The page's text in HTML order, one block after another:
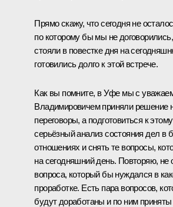
Прямо скажу, что сегодня не
по которому бы мы не
стояли в повестке дня на
готовились долго к этой встрече.
Как вы помните, в Уфе мы с
Владимировичем приняли решение
переговоры, а подготовиться к
серьёзный анализ состояния дел в
отношениях и снять те вопросы,
на сегодняшний день. Повторяю, не
вопроса, который бы нуждался в
проработке. Есть пара вопросов,
будут доработаны и по ним